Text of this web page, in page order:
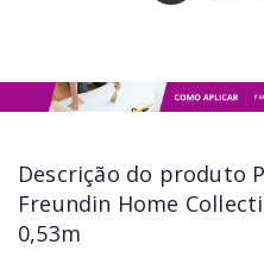
Descrição do produto
Freundin Home
0,53m